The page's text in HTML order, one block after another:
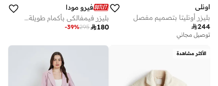
اونلي
بليزر أونليتا بتصميم مفصل
244
توصيل مجاني
فيرو مودا
بليزر فيمفالكي بأكمام طويلة بقصة عادية
180
295
-39%
الأكثر مشاهدة